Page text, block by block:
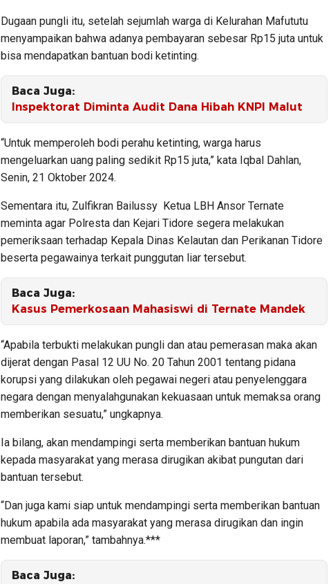
Dugaan pungli itu, setelah sejumlah warga di Kelurahan Mafututu
menyampaikan bahwa adanya pembayaran sebesar Rp15 juta untuk
bisa mendapatkan bantuan bodi ketinting.
Baca Juga:
Inspektorat Diminta Audit Dana Hibah KNPI Malut
“Untuk memperoleh bodi perahu ketinting, warga harus
mengeluarkan uang paling sedikit Rp15 juta,” kata Iqbal Dahlan,
Senin, 21 Oktober 2024.
Sementara itu, Zulfikran Bailussy Ketua LBH Ansor Ternate
meminta agar Polresta dan Kejari Tidore segera melakukan
pemeriksaan terhadap Kepala Dinas Kelautan dan Perikanan Tidore
beserta pegawainya terkait punggutan liar tersebut.
Baca Juga:
Kasus Pemerkosaan Mahasiswi di Ternate Mandek
“Apabila terbukti melakukan pungli dan atau pemerasan maka akan
dijerat dengan Pasal 12 UU No. 20 Tahun 2001 tentang pidana
korupsi yang dilakukan oleh pegawai negeri atau penyelenggara
negara dengan menyalahgunakan kekuasaan untuk memaksa orang
memberikan sesuatu,” ungkapnya.
Ia bilang, akan mendampingi serta memberikan bantuan hukum
kepada masyarakat yang merasa dirugikan akibat pungutan dari
bantuan tersebut.
“Dan juga kami siap untuk mendampingi serta memberikan bantuan
hukum apabila ada masyarakat yang merasa dirugikan dan ingin
membuat laporan,” tambahnya.***
Baca Juga: